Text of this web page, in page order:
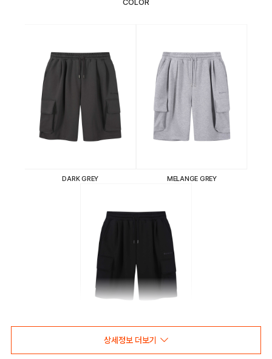
COLOR
DARK GREY MELANGE GREY
BLACK
상세정보 더보기